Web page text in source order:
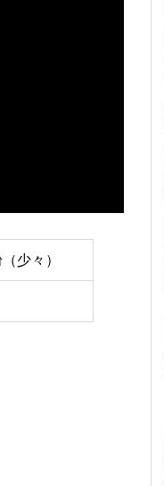
少々）